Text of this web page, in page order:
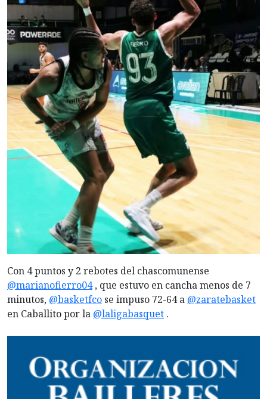
Con 4 puntos y 2 rebotes del chascomunense
@marianofierro04, que estuvo en cancha menos de 7
minutos, @basketfco se impuso 72-64 a @zaratebasket
en Caballito por la @laligabasquet .